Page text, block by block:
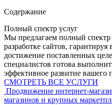
Содержание
Полный спектр услуг
Мы предлагаем полный
разработке сайтов,
достижение поставленных
специалистов готова
эффективное развитие вашего
СМОТРЕТЬ ВСЕ УСЛУГИ
Продвижение интернет-
магазинов и крупных